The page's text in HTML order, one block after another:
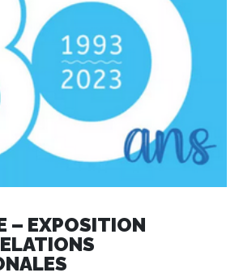
– EXPOSITION